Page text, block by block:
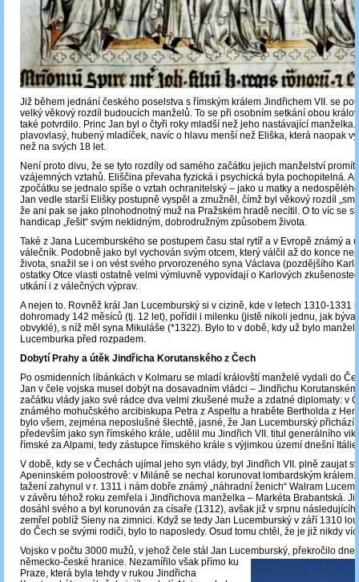
Již během jednání českého poselstva s římským králem Jindřichem VII. se
velký věkový rozdíl budoucích manželů. To se při osobním setkání obou
také potvrdilo. Princ Jan byl o čtyři roky mladší než jeho nastávající manželka.
plavovlasý, hubený mladíček, navíc o hlavu menší než Eliška, která naopak
než na svých 18 let.
Není proto divu, že se tyto rozdíly od samého začátku jejich manželství
vzájemných vztahů. Eliščina převaha fyzická i psychická byla pochopitelná.
zpočátku se jednalo spíše o vztah ochranitelský ‒ jako u matky a
Jan vedle starší Elišky postupně vyspěl a zmužněl, čímž byl věkový rozdíl
že ani pak se jako plnohodnotný muž na Pražském hradě necítil. O to víc se
handicap „řešit“ svým neklidným, dobrodružným způsobem života.
Také z Jana Lucemburského se postupem času stal rytíř a v Evropě známý a
válečník. Podobně jako byl vychován svým otcem, který válčil až do konce
života, snažil se i on vést svého prvorozeného syna Václava (pozdějšího
ostatky Otce vlasti ostatně velmi výmluvně vypovídají o Karlových
utkání i z válečných výprav.
A nejen to. Rovněž král Jan Lucemburský si v cizině, kde v letech 1310-1331
dohromady 142 měsíců (tj. 12 let), pořídil i milenku (jistě nikoli jednu, jak
obvyklé), s níž měl syna Mikuláše (*1322). Bylo to v době, kdy už bylo
Lucemburka před rozpadem.
Dobytí Prahy a útěk Jindřicha Korutanského z Čech
Po osmidenních líbánkách v Kolmaru se mladí královští manželé vydali do
Jan v čele vojska musel dobýt na dosavadním vládci – Jindřichu
začátku vlády jako své rádce dva velmi zkušené muže a zdatné diplomaty: v
známého mohučského arcibiskupa Petra z Aspeltu a hraběte Bertholda z
bylo všem, zejména neposlušné šlechtě, jasné, že Jan Lucemburský přichází
především jako syn římského krále, udělil mu Jindřich VII. titul generálního
římské za Alpami, tedy zástupce římského krále s výjimkou území dnešní Itálie.
V době, kdy se v Čechách ujímal jeho syn vlády, byl Jindřich VII. plně zaujat
Apeninském poloostrově: v Miláně se nechal korunovat lombardským králem.
tažení zahynul v r. 1311 i nám dobře známý „náhradní ženich“ Walram
v závěru téhož roku zemřela i Jindřichova manželka – Markéta Brabantská.
dosáhl svého a byl korunován za císaře (1312), avšak již v srpnu
zemřel poblíž Sieny na zimnici. Když se tedy Jan Lucemburský v září 1310
do Čech se svými rodiči, bylo to naposledy. Osud tomu chtěl, že je již nikdy
Vojsko v počtu 3000 mužů, v jehož čele stál Jan Lucemburský, překročilo dne
německo-české hranice. Nezamířilo však přímo ku
Praze, která byla tehdy v rukou Jindřicha